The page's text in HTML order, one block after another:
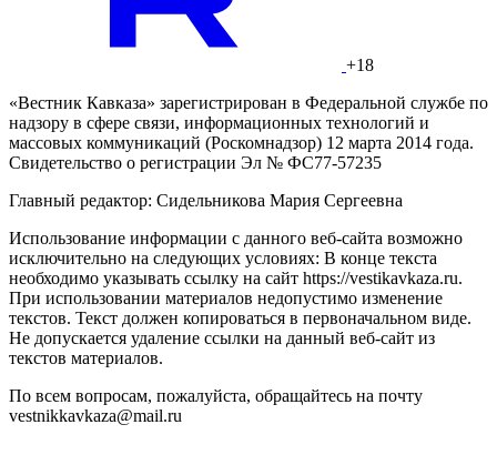
+18
«Вестник Кавказа» зарегистрирован в Федеральной службе по
надзору в сфере связи, информационных технологий и
массовых коммуникаций (Роскомнадзор) 12 марта 2014 года.
Свидетельство о регистрации Эл № ФС77-57235
Главный редактор: Сидельникова Мария Сергеевна
Использование информации с данного веб-сайта возможно
исключительно на следующих условиях: В конце текста
необходимо указывать ссылку на сайт https://vestikavkaza.ru.
При использовании материалов недопустимо изменение
текстов. Текст должен копироваться в первоначальном виде.
Не допускается удаление ссылки на данный веб-сайт из
текстов материалов.
По всем вопросам, пожалуйста, обращайтесь на почту
vestnikkavkaza@mail.ru